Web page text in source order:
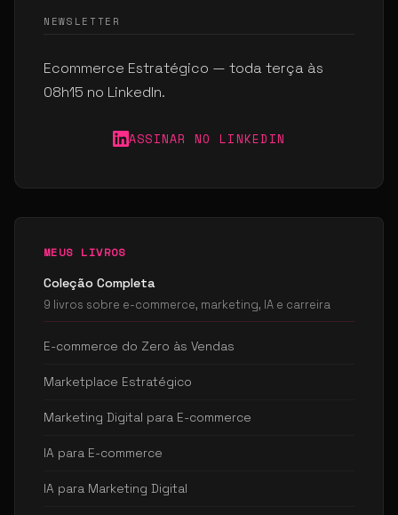
NEWSLETTER
Ecommerce Estratégico — toda terça às
08h15 no LinkedIn.
ASSINAR NO LINKEDIN
MEUS LIVROS
Coleção Completa
9 livros sobre e-commerce, marketing, IA e carreira
E-commerce do Zero às Vendas
Marketplace Estratégico
Marketing Digital para E-commerce
IA para E-commerce
IA para Marketing Digital